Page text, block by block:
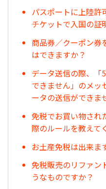
パスポートに上陸許
チケットで入国の証
商品券／クーポン券
はできますか？
データ送信の際、「
できません」のメッ
ータの送信ができま
免税でお買い物され
際のルールを教えて
お土産免税は出来ま
免税販売のリファン
うなものですか？